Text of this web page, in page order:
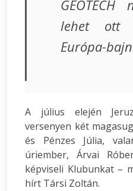
lehet ott
Európa-
A július elején
versenyen két
és Pénzes Júlia,
úriember, Árvai
képviseli Klubunkat –
hírt Társi Zoltán.